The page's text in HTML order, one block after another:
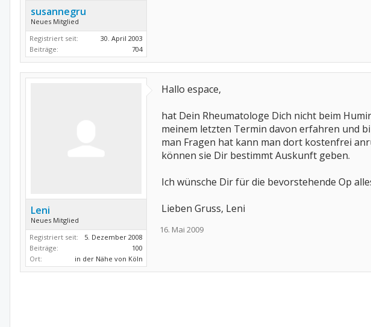
susannegru
Neues Mitglied
Registriert seit:
30. April 2003
Beiträge:
704
Leni
Neues Mitglied
Registriert seit:
5. Dezember 2008
Beiträge:
100
Ort:
in der Nähe von Köln
Hallo espace,
hat Dein Rheumatologe Dich nicht beim
meinem letzten Termin davon erfahren und
man Fragen hat kann man dort kostenfrei
können sie Dir bestimmt Auskunft geben.
Ich wünsche Dir für die bevorstehende Op
Lieben Gruss, Leni
16. Mai 2009